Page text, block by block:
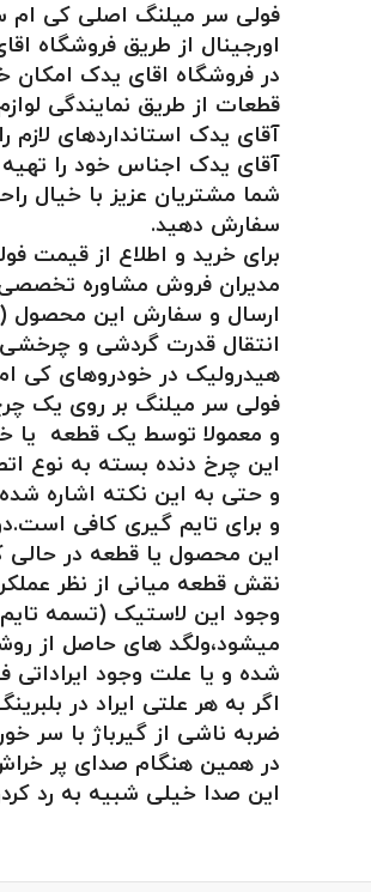
اورجینال از طریق فروشگاه
در فروشگاه اقای یدک امکان خرید حضوری و انلاین
قطعات از طریق نمایندگی
آقای یدک استانداردهای
آقای یدک اجناس خود را
شما مشتریان عزیز با خیال
سفارش دهید.
برای خرید و اطلاع از قیمت فولی سر میلنگ اصلی کی ام سی تی
مدیران فروش مشاوره
ارسال و سفارش این محصول (
هیدرولیک در خودروهای کی ام سی تی ۸نام
فولی سر میلنگ بر روی یک چرخ
و معمولا توسط یک قطعه یا
این چرخ دنده بسته به نوع
و حتی به این نکته اشاره
و برای تایم گیری کافی
این محصول یا قطعه در
نقش قطعه میانی از نظر
میشود،ولگد های حاصل از
شده و یا علت وجود ایراداتی
اگر به هر علتی ایراد در
ضربه ناشی از گیرباژ با سر
در همین هنگام صدای پر
این صدا خیلی شبیه به رد